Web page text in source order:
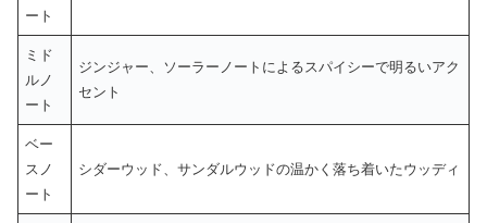
ート
ミド
ルノ
ート
ジンジャー、ソーラーノートによるスパイシーで明るいアク
セント
ベー
スノ
ート
シダーウッド、サンダルウッドの温かく落ち着いたウッディ